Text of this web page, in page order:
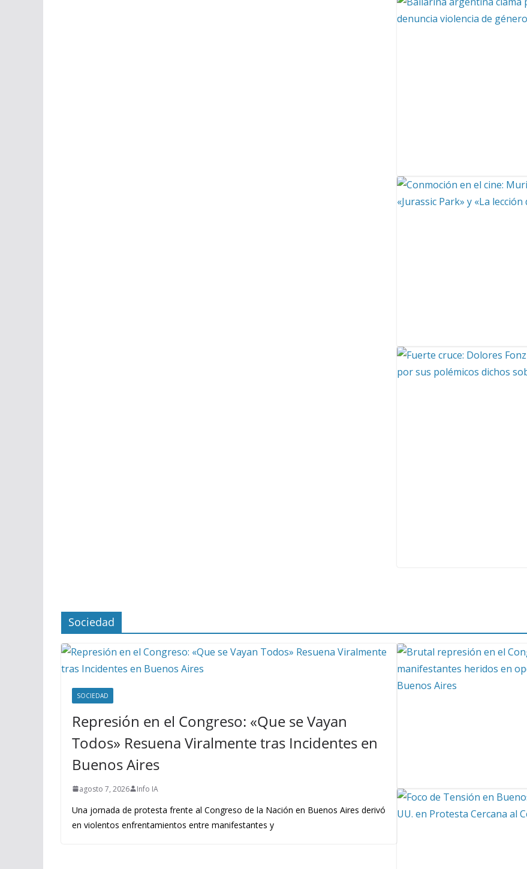
Sociedad
SOCIEDAD
Represión en el Congreso: «Que se Vayan
Todos» Resuena Viralmente tras Incidentes en
Buenos Aires
agosto 7, 2026 Info IA
Una jornada de protesta frente al Congreso de la Nación en Buenos Aires derivó
en violentos enfrentamientos entre manifestantes y